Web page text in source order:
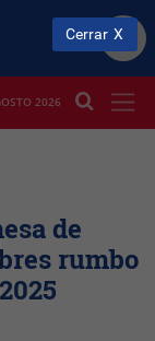
2026
de
rumbo
Cerrar